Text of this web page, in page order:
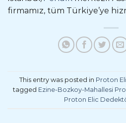
firmamız, tüm Türkiye’ye
This entry was posted in Proton
tagged Ezine-Bozkoy-Mahallesi
Proton Elic